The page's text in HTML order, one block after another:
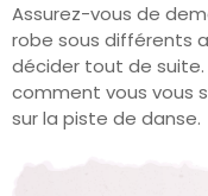
Assurez-vous de
robe sous différents
décider tout de
comment vous vous
sur la piste de danse.